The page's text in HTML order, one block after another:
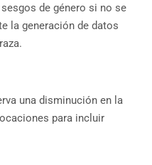
de género si no se
la generación de datos
una disminución en la
para incluir